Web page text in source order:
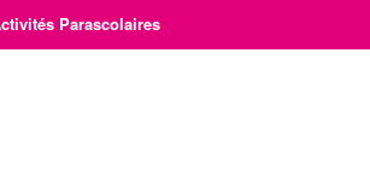
Parascolaires